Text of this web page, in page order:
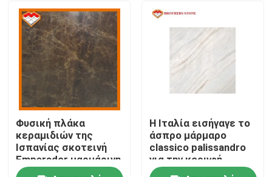
Επαφές
Πέτρινες πλάκες γρανίτη
Πέτρινα κεραμίδια γρανίτη
Φυσική πλάκα
κεραμιδιών της
Ισπανίας σκοτεινή
Emperador μαρμάρινη
πέτρινη για
Η Ιταλία εισήγαγε το
άσπρο μάρμαρο
classico palissandro
για την κορυφή
ματαιοδοξίας